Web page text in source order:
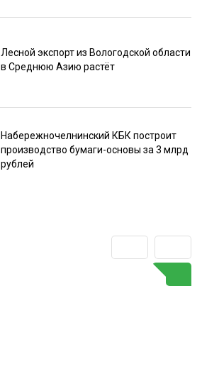
Лесной экспорт из Вологодской области
в Среднюю Азию растёт
Набережночелнинский КБК построит
производство бумаги-основы за 3 млрд
рублей